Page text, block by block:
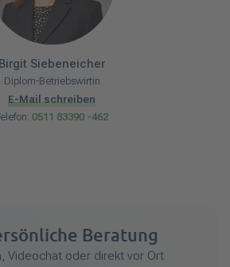
Birgit Siebeneicher
Diplom-Betriebswirtin
E-Mail schreiben
0511 83390 -462
Beratung
Videochat oder direkt vor Ort